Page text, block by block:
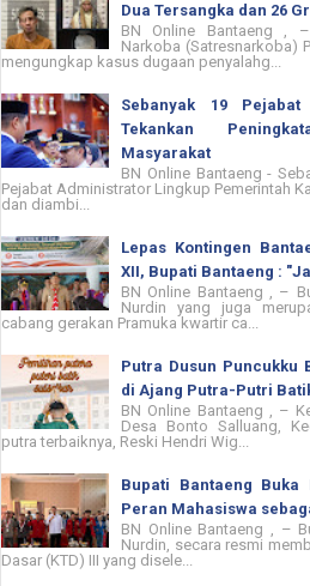
Dua Tersangka dan 26
BN Online Bantaeng ,
Narkoba (Satresnarkoba)
mengungkap kasus dugaan penyalahg...
Sebanyak 19
Tekankan
Masyarakat
BN Online Bantaeng -
Pejabat Administrator Lingkup Pemerintah
dan diambi...
Lepas Kontingen
XII, Bupati Bantaeng :
BN Online Bantaeng , –
Nurdin yang juga
cabang gerakan Pramuka kwartir ca...
Putra Dusun Puncukku
di Ajang Putra-Putri
BN Online Bantaeng , –
Desa Bonto Salluang,
putra terbaiknya, Reski Hendri Wig...
Bupati Bantaeng Buka
Peran Mahasiswa
BN Online Bantaeng , –
Nurdin, secara resmi
Dasar (KTD) III yang disele...